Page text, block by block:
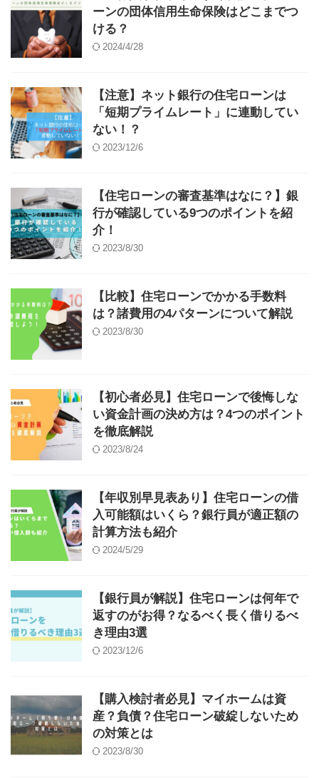
ーンの団体信用生命保険はどこまでつ
ける？
2024/4/28
【注意】ネット銀行の住宅ローンは
「短期プライムレート」に連動してい
ない！？
2023/12/6
【住宅ローンの審査基準はなに？】銀
行が確認している9つのポイントを紹
介！
2023/8/30
【比較】住宅ローンでかかる手数料
は？諸費用の4パターンについて解説
2023/8/30
【初心者必見】住宅ローンで後悔しな
い資金計画の決め方は？4つのポイント
を徹底解説
2023/8/24
【年収別早見表あり】住宅ローンの借
入可能額はいくら？銀行員が適正額の
計算方法も紹介
2024/5/29
【銀行員が解説】住宅ローンは何年で
返すのがお得？なるべく長く借りるべ
き理由3選
2023/12/6
【購入検討者必見】マイホームは資
産？負債？住宅ローン破綻しないため
の対策とは
2023/8/30